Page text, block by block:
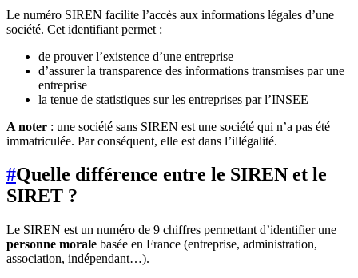
Le numéro SIREN facilite l’accès aux informations légales d’une
société. Cet identifiant permet :
de prouver l’existence d’une entreprise
d’assurer la transparence des informations transmises par une
entreprise
la tenue de statistiques sur les entreprises par l’INSEE
A noter : une société sans SIREN est une société qui n’a pas été
immatriculée. Par conséquent, elle est dans l’illégalité.
#Quelle différence entre le SIREN et le
SIRET ?
Le SIREN est un numéro de 9 chiffres permettant d’identifier une
personne morale basée en France (entreprise, administration,
association, indépendant…).